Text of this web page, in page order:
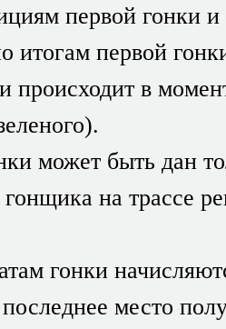
первой гонки
итогам первой
происходит в
может быть дан
на трассе
гонки
место